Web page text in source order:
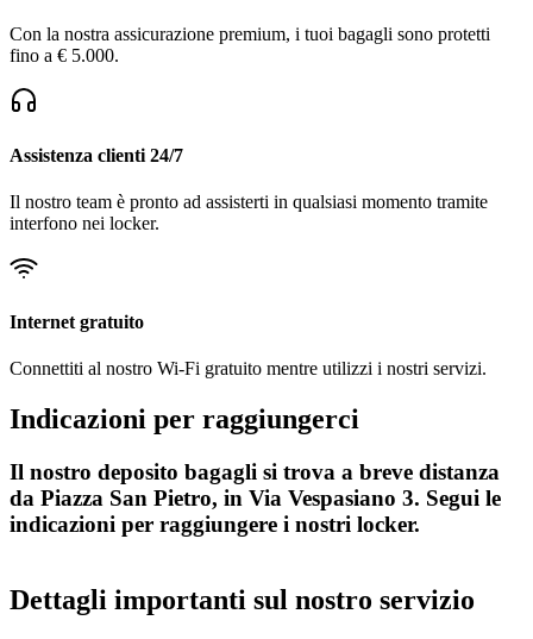
Con la nostra assicurazione premium, i tuoi bagagli sono protetti
fino a € 5.000.
Assistenza clienti 24/7
Il nostro team è pronto ad assisterti in qualsiasi momento tramite
interfono nei locker.
Internet gratuito
Connettiti al nostro Wi-Fi gratuito mentre utilizzi i nostri servizi.
Indicazioni per raggiungerci
Il nostro deposito bagagli si trova a breve distanza
da Piazza San Pietro, in Via Vespasiano 3. Segui le
indicazioni per raggiungere i nostri locker.
+
Dettagli importanti sul nostro servizio